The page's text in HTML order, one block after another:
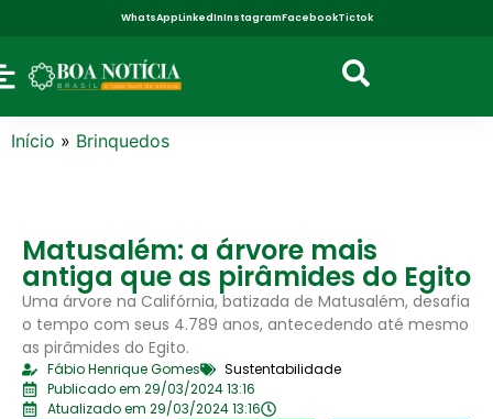
WhatsAppLinkedInInstagramFacebookTictok
Início » Brinquedos
Matusalém: a árvore mais
antiga que as pirâmides do Egito
Uma árvore na Califórnia, batizada de Matusalém, desafia
o tempo com seus 4.789 anos, antecedendo até mesmo
as pirâmides do Egito.
Fábio Henrique Gomes
Sustentabilidade
Publicado em 29/03/2024 13:16
Atualizado em 29/03/2024 13:16